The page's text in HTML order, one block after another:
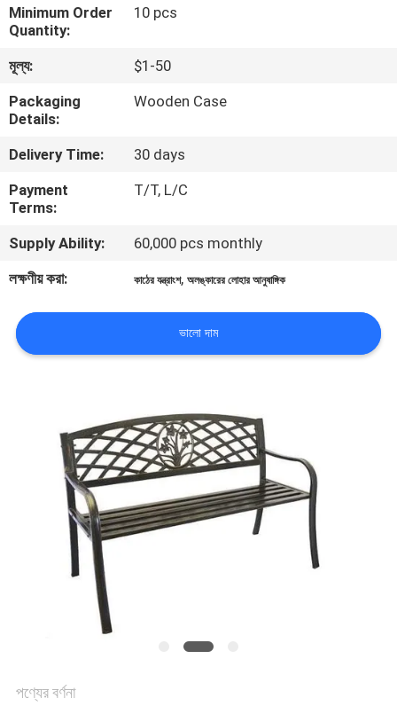
কারখানা
পরিদর্শন
গুণমান
নিয়ন্ত্রণ
আমাদের
সাথে
যোগাযোগ
খবর
একটি
অনুরোধ
Minimum Order
Quantity:
10 pcs
মূল্য:
$1-50
Packaging
Details:
Wooden Case
Delivery Time:
30 days
Payment
Terms:
T/T, L/C
Supply Ability:
60,000 pcs monthly
লক্ষণীয় করা:
কাঠের যন্ত্রাংশ,অলঙ্কারের লোহার আনুষাঙ্গিক
ভালো দাম
পণ্যের বর্ণনা